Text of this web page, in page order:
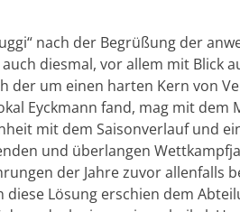
nach der Begrüßung der
diesmal, vor allem mit Blick
der um einen harten Kern von
Eyckmann fand, mag mit dem
mit dem Saisonverlauf und
und überlangen
der Jahre zuvor allenfalls
Lösung erschien dem